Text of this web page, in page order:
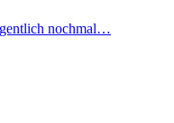
nochmal…